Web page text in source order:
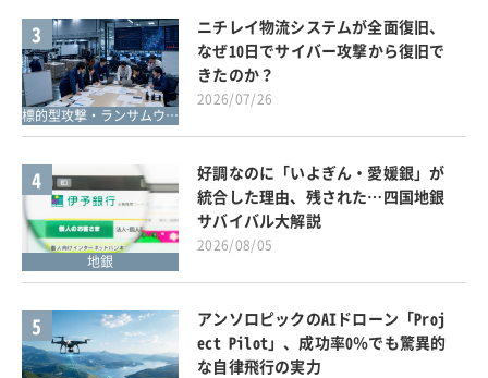
3
標的型攻撃・ランサムウェア対策
ニチレイ物流システムが全面復旧、
なぜ10日でサイバー攻撃から復旧で
きたのか？
2026/07/26
4
地銀
好調なのに「いよぎん・愛媛銀」が
統合した理由、残された…四国地銀
サバイバル大解説
2026/08/05
5
アンソロピックのAIドローン「Proj
ect Pilot」、成功率0％でも驚異的
な自律飛行の実力